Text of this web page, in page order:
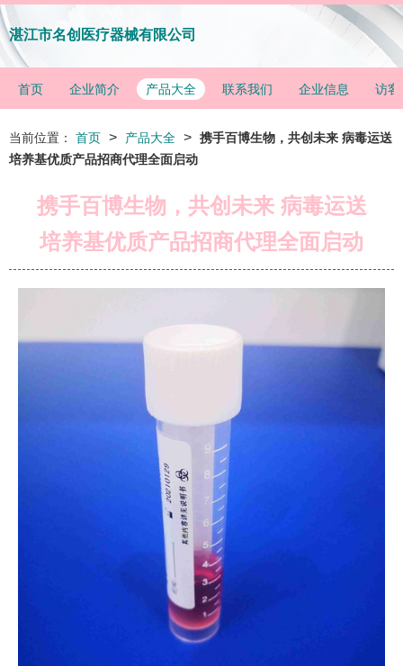
湛江市名创医疗器械有限公司
首页 企业简介 产品大全 联系我们 企业信息 访客
当前位置： 首页 > 产品大全 > 携手百博生物，共创未来 病毒运送
培养基优质产品招商代理全面启动
携手百博生物，共创未来 病毒运送
培养基优质产品招商代理全面启动